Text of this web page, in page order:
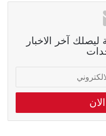
ليصلك آخر الاخبار